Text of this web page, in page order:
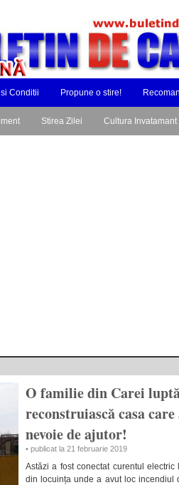
Conditii Propune o stire!
Stirea Zilei Cultura Invatamant
O familie din Carei
reconstruiască casa
nevoie de ajutor!
• publicat la 21 februarie 2019
Astăzi a fost conectat curentul
din locuința unde a avut loc incendiul